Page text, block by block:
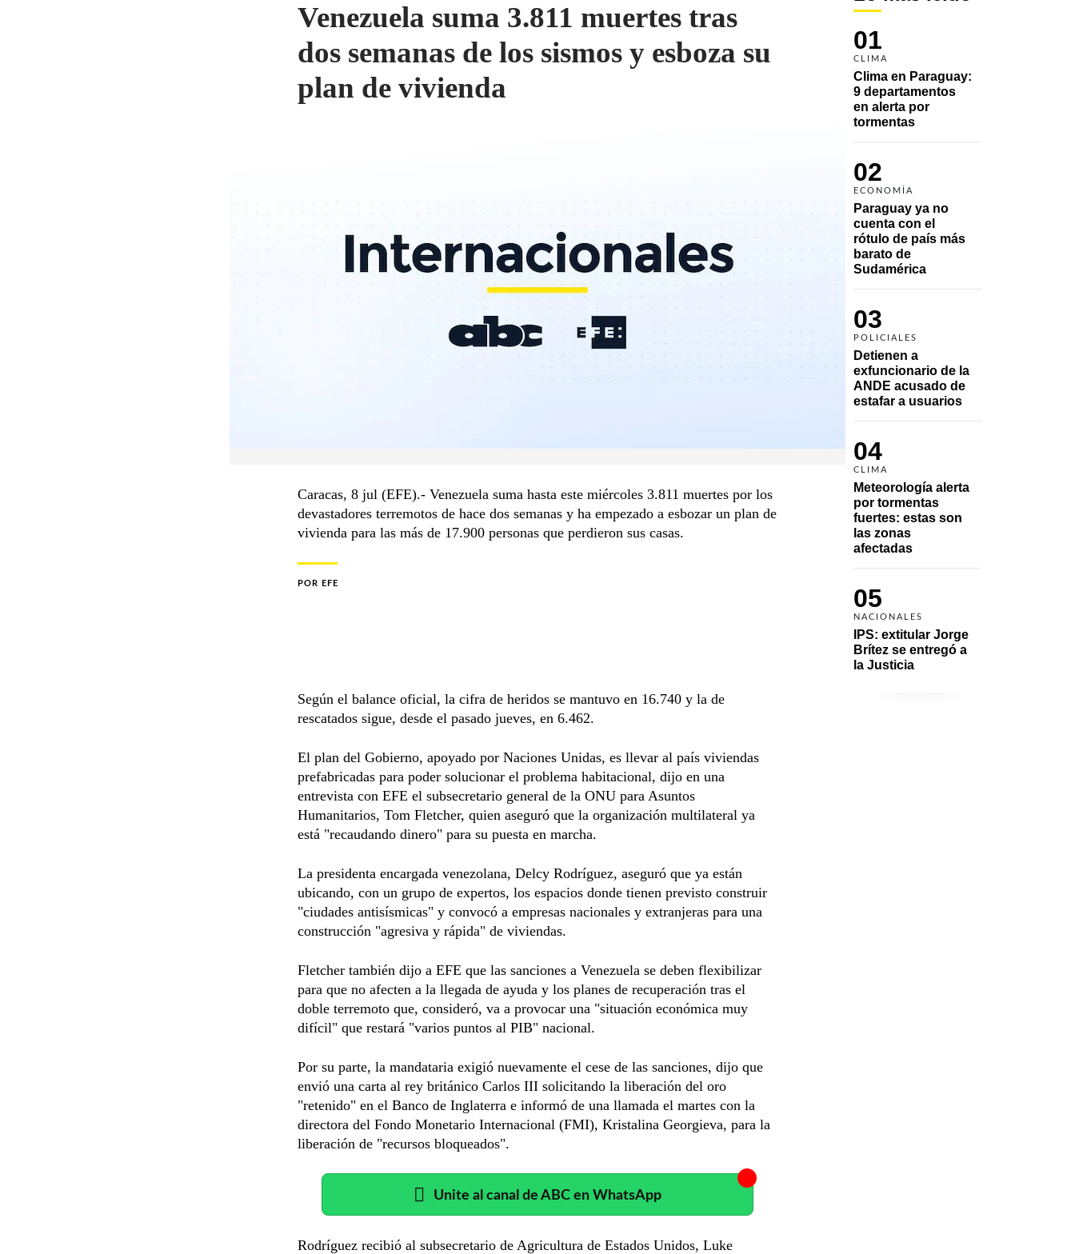
01
CLIMA
Clima en Paraguay:
9 departamentos
en alerta por
tormentas
02
ECONOMÍA
Paraguay ya no
cuenta con el
rótulo de país más
barato de
Sudamérica
03
POLICIALES
Detienen a
exfuncionario de la
ANDE acusado de
estafar a usuarios
04
CLIMA
Meteorología alerta
por tormentas
fuertes: estas son
las zonas
afectadas
05
NACIONALES
IPS: extitular Jorge
Brítez se entregó a
la Justicia
Venezuela suma 3.811 muertes tras
dos semanas de los sismos y esboza su
plan de vivienda
Caracas, 8 jul (EFE).- Venezuela suma hasta este miércoles 3.811 muertes por los
devastadores terremotos de hace dos semanas y ha empezado a esbozar un plan de
vivienda para las más de 17.900 personas que perdieron sus casas.
POR EFE
Según el balance oficial, la cifra de heridos se mantuvo en 16.740 y la de
rescatados sigue, desde el pasado jueves, en 6.462.
El plan del Gobierno, apoyado por Naciones Unidas, es llevar al país viviendas
prefabricadas para poder solucionar el problema habitacional, dijo en una
entrevista con EFE el subsecretario general de la ONU para Asuntos
Humanitarios, Tom Fletcher, quien aseguró que la organización multilateral ya
está "recaudando dinero" para su puesta en marcha.
La presidenta encargada venezolana, Delcy Rodríguez, aseguró que ya están
ubicando, con un grupo de expertos, los espacios donde tienen previsto construir
"ciudades antisísmicas" y convocó a empresas nacionales y extranjeras para una
construcción "agresiva y rápida" de viviendas.
Fletcher también dijo a EFE que las sanciones a Venezuela se deben flexibilizar
para que no afecten a la llegada de ayuda y los planes de recuperación tras el
doble terremoto que, consideró, va a provocar una "situación económica muy
difícil" que restará "varios puntos al PIB" nacional.
Por su parte, la mandataria exigió nuevamente el cese de las sanciones, dijo que
envió una carta al rey británico Carlos III solicitando la liberación del oro
"retenido" en el Banco de Inglaterra e informó de una llamada el martes con la
directora del Fondo Monetario Internacional (FMI), Kristalina Georgieva, para la
liberación de "recursos bloqueados".
Unite al canal de ABC en WhatsApp
Rodríguez recibió al subsecretario de Agricultura de Estados Unidos, Luke